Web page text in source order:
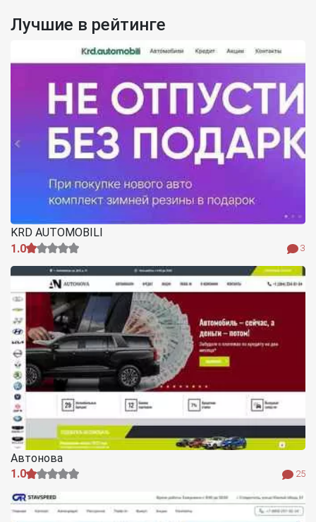
Лучшие в рейтинге
KRD AUTOMOBILI
1.0
3
Автонова
1.0
25